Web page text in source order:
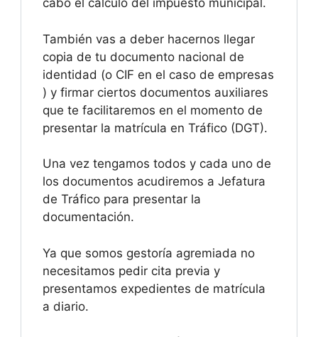
cabo el cálculo del impuesto municipal.
También vas a deber hacernos llegar
copia de tu documento nacional de
identidad (o CIF en el caso de empresas
) y firmar ciertos documentos auxiliares
que te facilitaremos en el momento de
presentar la matrícula en Tráfico (DGT).
Una vez tengamos todos y cada uno de
los documentos acudiremos a Jefatura
de Tráfico para presentar la
documentación.
Ya que somos gestoría agremiada no
necesitamos pedir cita previa y
presentamos expedientes de matrícula
a diario.